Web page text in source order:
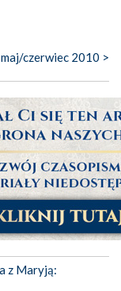
czerwiec 2010 >
z Maryją: